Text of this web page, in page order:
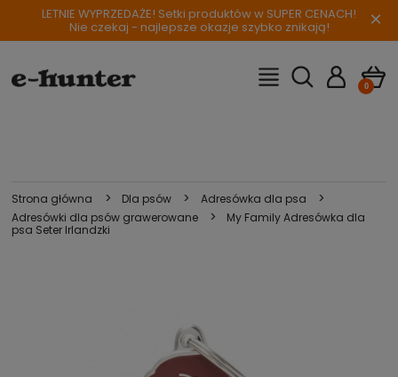
LETNIE WYPRZEDAŻE! Setki produktów w SUPER CENACH!
Nie czekaj - najlepsze okazje szybko znikają! ×
Strona główna > Dla psów > Adresówka dla psa >
Adresówki dla psów grawerowane >
My Family Adresówka dla
psa Seter Irlandzki